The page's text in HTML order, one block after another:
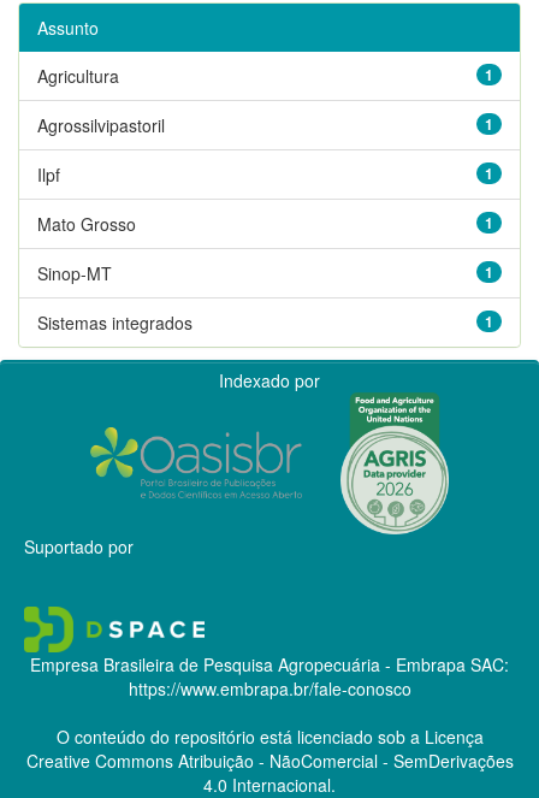
Assunto
1
Agricultura
1
Agrossilvipastoril
1
Ilpf
1
Mato Grosso
1
Sinop-MT
1
Sistemas integrados
Indexado por
Suportado por
Empresa Brasileira de Pesquisa Agropecuária - Embrapa SAC:
https://www.embrapa.br/fale-conosco
O conteúdo do repositório está licenciado sob a Licença
Creative CommonsAtribuição - NãoComercial - SemDerivações
4.0 Internacional.